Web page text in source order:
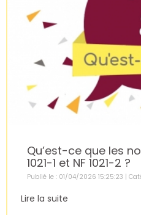
Qu’est-ce que les
1021-1 et NF 1021-2 ?
Publié le : 01/04/2026 15:25:23 |
Lire la suite